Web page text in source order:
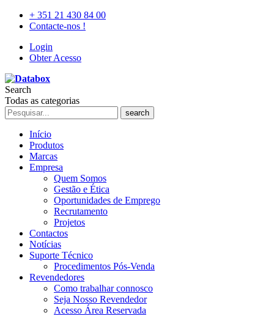
+ 351 21 430 84 00
Contacte-nos !
Login
Obter Acesso
Search
Todas as categorias
search
Início
Produtos
Marcas
Empresa
Quem Somos
Gestão e Ética
Oportunidades de Emprego
Recrutamento
Projetos
Contactos
Notícias
Suporte Técnico
Procedimentos Pós-Venda
Revendedores
Como trabalhar connosco
Seja Nosso Revendedor
Acesso Área Reservada